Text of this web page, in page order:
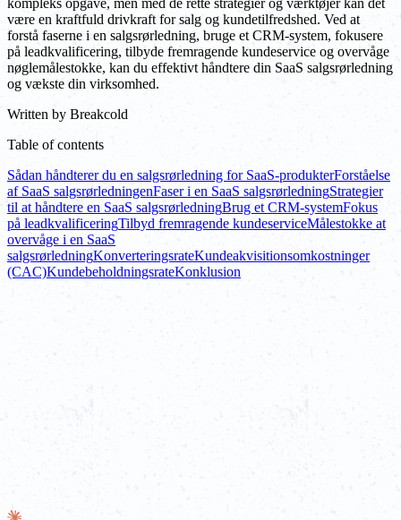
være en kraftfuld drivkraft for salg og kundetilfredshed. Ved at
forstå faserne i en salgsrørledning, bruge et CRM-system, fokusere
på leadkvalificering, tilbyde fremragende kundeservice og overvåge
nøglemålestokke, kan du effektivt håndtere din SaaS salgsrørledning
og vækste din virksomhed.
Written by Breakcold
Table of contents
Sådan håndterer du en salgsrørledning for SaaS-produkterForståelse
af SaaS salgsrørledningenFaser i en SaaS salgsrørledningStrategier
til at håndtere en SaaS salgsrørledningBrug et CRM-systemFokus
på leadkvalificeringTilbyd fremragende kundeserviceMålestokke at
overvåge i en SaaS
salgsrørledningKonverteringsrateKundeakvisitionsomkostninger
(CAC)KundebeholdningsrateKonklusion